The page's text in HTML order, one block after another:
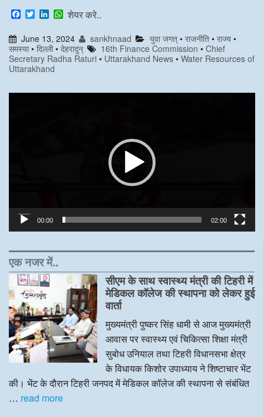
F
a
c
e
b
o
o
T
w
t
t
e
r
L
n
k
e
d
I
W
a
t
s
A
शेयर करे..
June 13, 2024 sankhnaad युवा जगत्• राजनीति• राज्य•
समस्या• दिल्ली• देहरादुन् 16th Finance Commission •Chief
Secretary Radha Raturi • Uttarakhand News • Water Resources of
Uttarakhand
00:00 02:00
एक नजर में..
सीएम के साथ स्वास्थ्य मंत्री की टिहरी में
मेडिकल कॉलेज की स्थापना को लेकर हुई
वार्ता
मुख्यमंत्री पुष्कर सिंह धामी से आज मुख्यमंत्री
आवास पर स्वास्थ्य एवं चिकित्सा शिक्षा मंत्री
सुबोध उनियाल तथा टिहरी विधानसभा क्षेत्र
के विधायक किशोर उपाध्याय ने शिष्टाचार भेंट
की। भेंट के दौरान टिहरी जनपद में मेडिकल कॉलेज की स्थापना से संबंधित
… read more